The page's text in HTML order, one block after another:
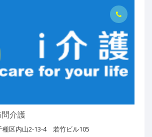
介護
種区内山2-13-4 若竹ビル105